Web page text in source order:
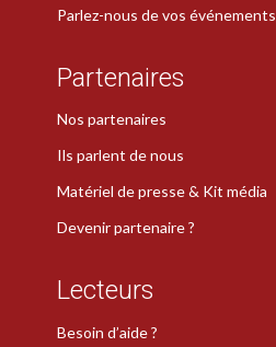
Parlez-nous de vos événements
Partenaires
Nos partenaires
Ils parlent de nous
Matériel de presse & Kit média
Devenir partenaire ?
Lecteurs
Besoin d’aide ?